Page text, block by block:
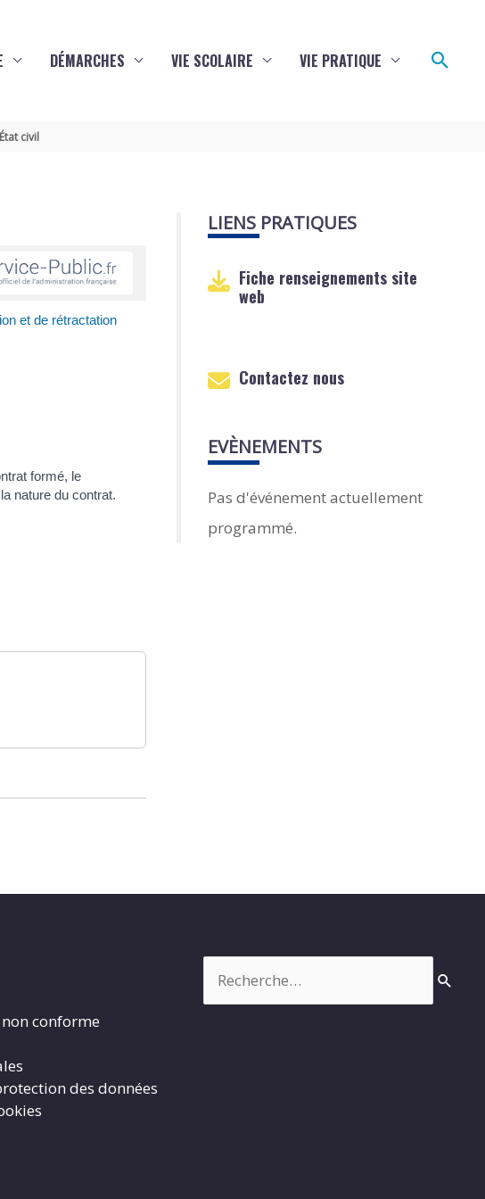
DÉMARCHES VIE SCOLAIRE VIE PRATIQUE
État civil
et de rétractation
formé, le
nature du contrat.
LIENS PRATIQUES
Fiche renseignements site
web
Contactez nous
EVÈNEMENTS
Pas d'événement actuellement
programmé.
conforme
des données